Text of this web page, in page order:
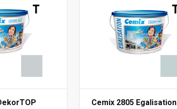
Cemix 2805 Egalisation